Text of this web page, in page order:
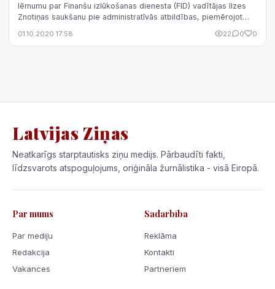
lēmumu par Finanšu izlūkošanas dienesta (FID) vadītājas Ilzes
Znotiņas saukšanu pie administratīvās atbildības, piemērojot
01.10.2020 17:58 22 0 0
Latvijas Ziņas
Neatkarīgs starptautisks ziņu medijs. Pārbaudīti fakti,
līdzsvarots atspoguļojums, oriģināla žurnālistika - visā Eiropā.
Par mums
Par mediju
Redakcija
Vakances
Sadarbība
Reklāma
Kontakti
Partneriem